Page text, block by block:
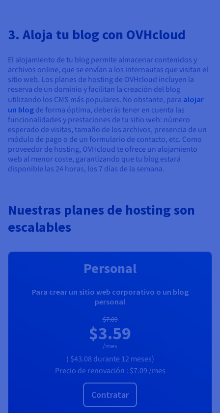
3. Aloja tu blog con OVHcloud
El alojamiento de tu blog permite almacenar contenidos y
archivos online, que se envían a los internautas que visitan el
sitio web. Los planes de hosting de OVHcloud incluyen la
reserva de un dominio y facilitan la creación del blog
utilizando los CMS más populares. No obstante, para alojar
un blog de forma óptima, deberás tener en cuenta las
funcionalidades y prestaciones de tu sitio web: número
esperado de visitas, tamaño de los archivos, presencia de un
módulo de pago o de un formulario de contacto, etc. Como
proveedor de hosting, OVHcloud te ofrece un alojamiento
web al menor coste, garantizando que tu blog estará
disponible las 24 horas, los 7 días de la semana.
Nuestras planes de hosting son
escalables
Personal
Para crear un sitio web corporativo o un blog
personal
$7.09
$3.59
/mes
( $43.08 durante 12 meses)
Precio de renovación : $7.09 /mes
Contratar